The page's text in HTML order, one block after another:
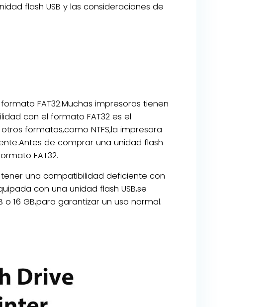
flash USB y las consideraciones de
FAT32.Muchas impresoras tienen
con el formato FAT32 es el
formatos,como NTFS,la impresora
de comprar una unidad flash
FAT32.
una compatibilidad deficiente con
con una unidad flash USB,se
16 GB,para garantizar un uso normal.